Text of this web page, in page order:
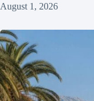
August 1, 2026